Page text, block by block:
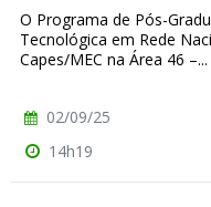
O Programa de Pós-
Tecnológica em Rede
Capes/MEC na Área 46 –...
02/09/25
14h19